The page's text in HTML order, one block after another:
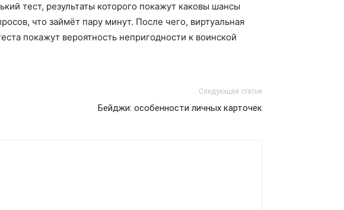
тест, результаты которого покажут каковы шансы
что займёт пару минут. После чего, виртуальная
покажут вероятность непригодности к воинской
Следующая статья
Бейджи: особенности личных карточек